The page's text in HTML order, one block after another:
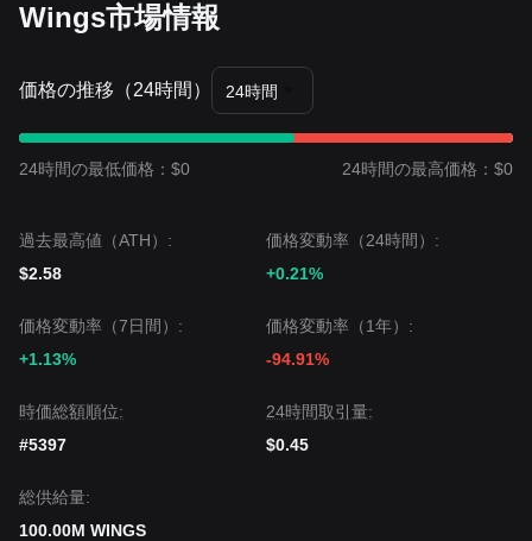
Wings市場情報
価格の推移（24時間） 24時間
24時間の最低価格：$0 24時間の最高価格：$0
過去最高値（ATH）:
$2.58
価格変動率（24時間）:
+0.21%
価格変動率（7日間）:
+1.13%
価格変動率（1年）:
-94.91%
時価総額順位:
#5397
24時間取引量:
$0.45
‌総供給量:
100.00M WINGS